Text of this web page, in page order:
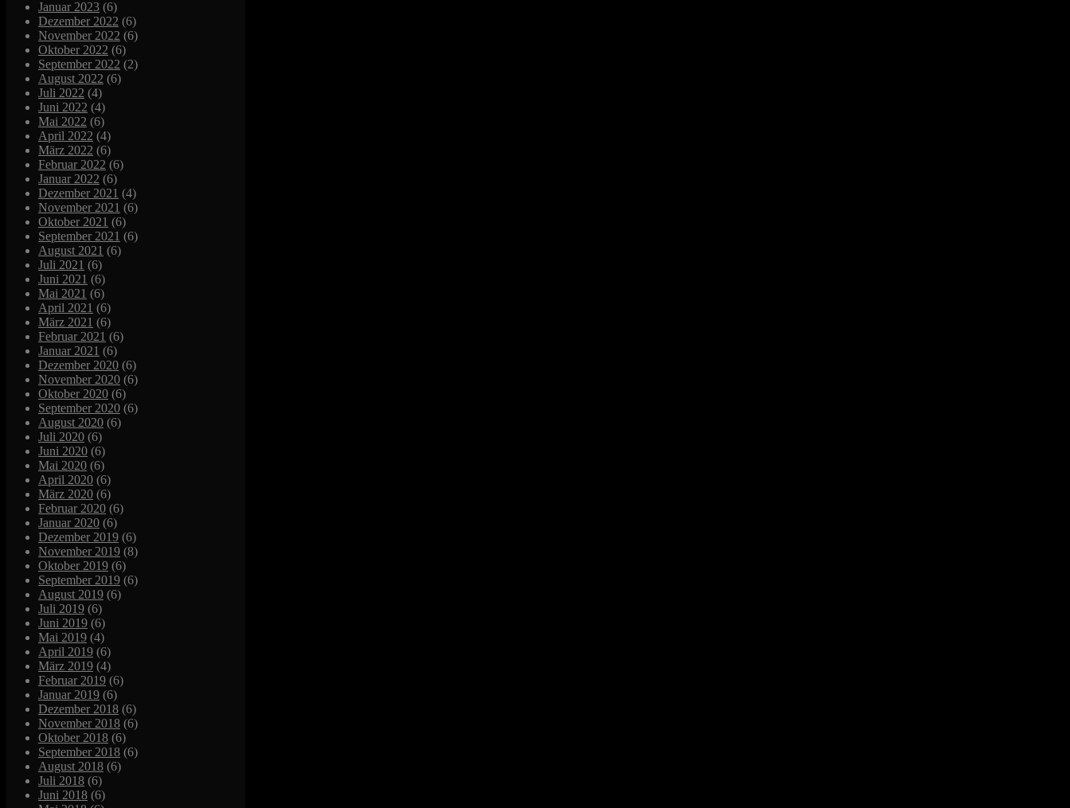
Januar 2023 (6)
Dezember 2022 (6)
November 2022 (6)
Oktober 2022 (6)
September 2022 (2)
August 2022 (6)
Juli 2022 (4)
Juni 2022 (4)
Mai 2022 (6)
April 2022 (4)
März 2022 (6)
Februar 2022 (6)
Januar 2022 (6)
Dezember 2021 (4)
November 2021 (6)
Oktober 2021 (6)
September 2021 (6)
August 2021 (6)
Juli 2021 (6)
Juni 2021 (6)
Mai 2021 (6)
April 2021 (6)
März 2021 (6)
Februar 2021 (6)
Januar 2021 (6)
Dezember 2020 (6)
November 2020 (6)
Oktober 2020 (6)
September 2020 (6)
August 2020 (6)
Juli 2020 (6)
Juni 2020 (6)
Mai 2020 (6)
April 2020 (6)
März 2020 (6)
Februar 2020 (6)
Januar 2020 (6)
Dezember 2019 (6)
November 2019 (8)
Oktober 2019 (6)
September 2019 (6)
August 2019 (6)
Juli 2019 (6)
Juni 2019 (6)
Mai 2019 (4)
April 2019 (6)
März 2019 (4)
Februar 2019 (6)
Januar 2019 (6)
Dezember 2018 (6)
November 2018 (6)
Oktober 2018 (6)
September 2018 (6)
August 2018 (6)
Juli 2018 (6)
Juni 2018 (6)